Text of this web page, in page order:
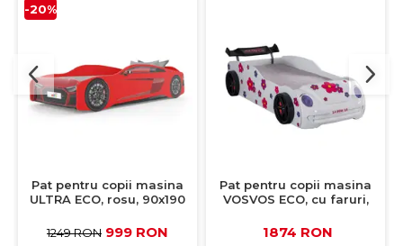
-20%
Pat pentru copii masina
ULTRA ECO, rosu, 90x190
1249 RON 999 RON
Pat pentru copii masina
VOSVOS ECO, cu faruri,
1874 RON